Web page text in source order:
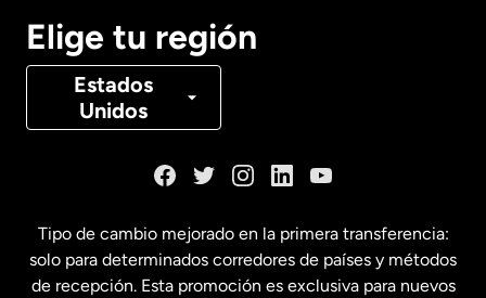
Elige tu región
Estados
Unidos
Canadá Français
Estados Unidos English
Tipo de cambio mejorado en la primera transferencia:
solo para determinados corredores de países y métodos
de recepción. Esta promoción es exclusiva para nuevos